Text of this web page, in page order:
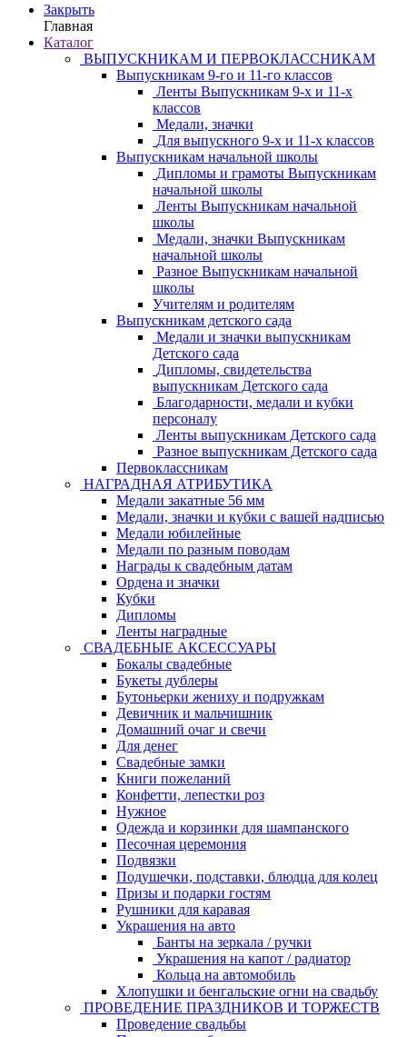
Закрыть
Главная
Каталог
ВЫПУСКНИКАМ И ПЕРВОКЛАССНИКАМ
Выпускникам 9-го и 11-го классов
Ленты Выпускникам 9-х и 11-х
классов
Медали, значки
Для выпускного 9-х и 11-х классов
Выпускникам начальной школы
Дипломы и грамоты Выпускникам
начальной школы
Ленты Выпускникам начальной
школы
Медали, значки Выпускникам
начальной школы
Разное Выпускникам начальной
школы
Учителям и родителям
Выпускникам детского сада
Медали и значки выпускникам
Детского сада
Дипломы, свидетельства
выпускникам Детского сада
Благодарности, медали и кубки
персоналу
Ленты выпускникам Детского сада
Разное выпускникам Детского сада
Первоклассникам
НАГРАДНАЯ АТРИБУТИКА
Медали закатные 56 мм
Медали, значки и кубки с вашей надписью
Медали юбилейные
Медали по разным поводам
Награды к свадебным датам
Ордена и значки
Кубки
Дипломы
Ленты наградные
СВАДЕБНЫЕ АКСЕССУАРЫ
Бокалы свадебные
Букеты дублеры
Бутоньерки жениху и подружкам
Девичник и мальчишник
Домашний очаг и свечи
Для денег
Свадебные замки
Книги пожеланий
Конфетти, лепестки роз
Нужное
Одежда и корзинки для шампанского
Песочная церемония
Подвязки
Подушечки, подставки, блюдца для колец
Призы и подарки гостям
Рушники для каравая
Украшения на авто
Банты на зеркала / ручки
Украшения на капот / радиатор
Кольца на автомобиль
Хлопушки и бенгальские огни на свадьбу
ПРОВЕДЕНИЕ ПРАЗДНИКОВ И ТОРЖЕСТВ
Проведение свадьбы